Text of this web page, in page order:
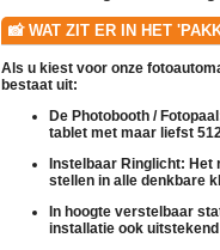
📸 WAT ZIT ER IN HET
Als u kiest voor onze
bestaat uit:
De Photobooth /
tablet met maar liefst
Instelbaar Ringlicht: Het
stellen in alle denkbare
In hoogte verstelbaar
installatie ook